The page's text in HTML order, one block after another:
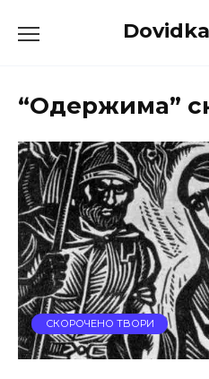
до
“Одержима”
СКОРОЧЕНО ТВОРИ